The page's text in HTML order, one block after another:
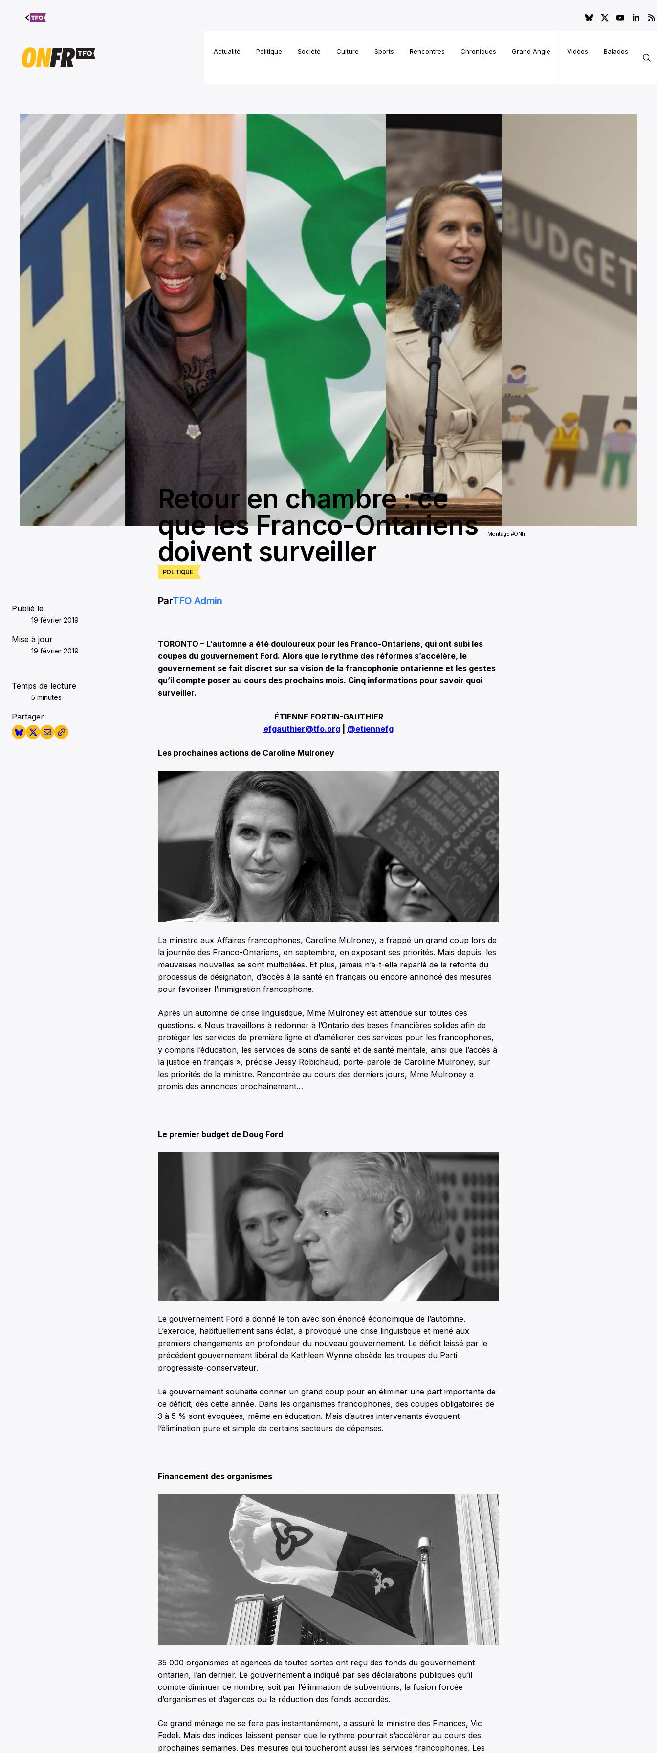
Aller au
contenu
Actualité Politique Société Culture Sports Rencontres Chroniques Grand Angle Vidéos Balados
Montage #ONfr
POLITIQUE
Retour en chambre : ce
que les Franco-Ontariens
doivent surveiller
Publié le
19 février 2019
Mise à jour
19 février 2019
Temps de lecture
5 minutes
Partager
ParTFO Admin
TORONTO – L’automne a été douloureux pour les Franco-Ontariens, qui ont subi les
coupes du gouvernement Ford. Alors que le rythme des réformes s’accélère, le
gouvernement se fait discret sur sa vision de la francophonie ontarienne et les gestes
qu’il compte poser au cours des prochains mois. Cinq informations pour savoir quoi
surveiller.
ÉTIENNE FORTIN-GAUTHIER
efgauthier@tfo.org
@etiennefg
Les prochaines actions de Caroline Mulroney
La ministre aux Affaires francophones, Caroline Mulroney, a frappé un grand coup lors de
la journée des Franco-Ontariens, en septembre, en exposant ses priorités. Mais depuis, les
mauvaises nouvelles se sont multipliées. Et plus, jamais n’a-t-elle reparlé de la refonte du
processus de désignation, d’accès à la santé en français ou encore annoncé des mesures
pour favoriser l’immigration francophone.
Après un automne de crise linguistique, Mme Mulroney est attendue sur toutes ces
questions. « Nous travaillons à redonner à l’Ontario des bases financières solides afin de
protéger les services de première ligne et d’améliorer ces services pour les francophones,
y compris l’éducation, les services de soins de santé et de santé mentale, ainsi que l’accès à
la justice en français », précise Jessy Robichaud, porte-parole de Caroline Mulroney, sur
les priorités de la ministre. Rencontrée au cours des derniers jours, Mme Mulroney a
promis des annonces prochainement…
Le premier budget de Doug Ford
Le gouvernement Ford a donné le ton avec son énoncé économique de l’automne.
L’exercice, habituellement sans éclat, a provoqué une crise linguistique et mené aux
premiers changements en profondeur du nouveau gouvernement. Le déficit laissé par le
précédent gouvernement libéral de Kathleen Wynne obsède les troupes du Parti
progressiste-conservateur.
Le gouvernement souhaite donner un grand coup pour en éliminer une part importante de
ce déficit, dès cette année. Dans les organismes francophones, des coupes obligatoires de
3 à 5 % sont évoquées, même en éducation. Mais d’autres intervenants évoquent
l’élimination pure et simple de certains secteurs de dépenses.
Financement des organismes
35 000 organismes et agences de toutes sortes ont reçu des fonds du gouvernement
ontarien, l’an dernier. Le gouvernement a indiqué par ses déclarations publiques qu’il
compte diminuer ce nombre, soit par l’élimination de subventions, la fusion forcée
d’organismes et d’agences ou la réduction des fonds accordés.
Ce grand ménage ne se fera pas instantanément, a assuré le ministre des Finances, Vic
Fedeli. Mais des indices laissent penser que le rythme pourrait s’accélérer au cours des
prochaines semaines. Des mesures qui toucheront aussi les services francophones. Les